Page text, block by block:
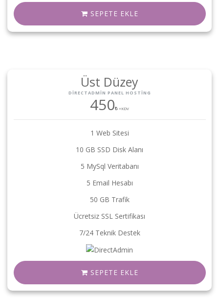
SEPETE EKLE
Üst Düzey
DIRECTADMIN PANEL HOSTING
450 +KDV
1 Web Sitesi
10 GB SSD Disk Alanı
5 MySql Veritabanı
5 Email Hesabı
50 GB Trafik
Ücretsiz SSL Sertifikası
7/24 Teknik Destek
SEPETE EKLE